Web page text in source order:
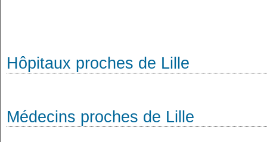
Hôpitaux proches de Lille
Médecins proches de Lille